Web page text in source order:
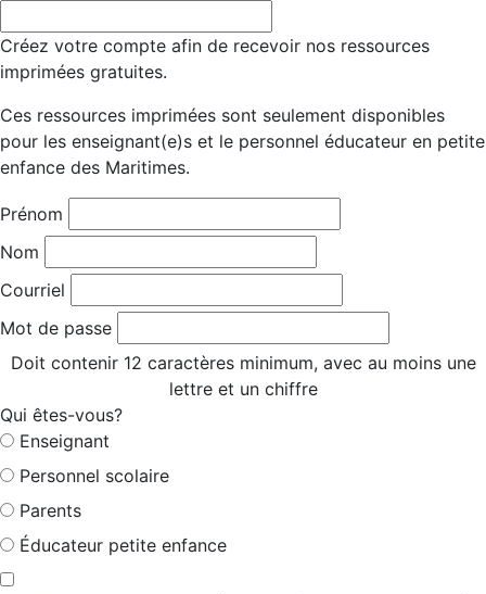
Créez votre compte afin de recevoir nos ressources
imprimées gratuites.
Ces ressources imprimées sont seulement disponibles
pour les enseignant(e)s et le personnel éducateur en petite
enfance des Maritimes.
Prénom
Nom
Courriel
Mot de passe
Doit contenir 12 caractères minimum, avec au moins une
lettre et un chiffre
Qui êtes-vous?
Enseignant
Personnel scolaire
Parents
Éducateur petite enfance